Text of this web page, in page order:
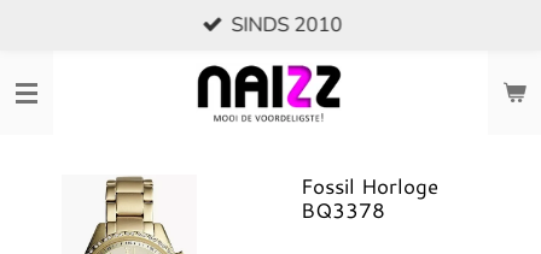
naar
SINDS 2010
Fossil Horloge
BQ3378